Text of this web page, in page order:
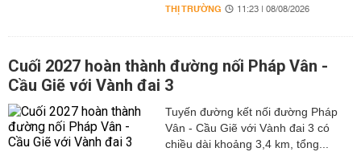
THỊ TRƯỜNG 11:23 | 08/08/2026
Cuối 2027 hoàn thành đường nối Pháp Vân -
Cầu Giẽ với Vành đai 3
Tuyến đường kết nối đường Pháp
Vân - Cầu Giẽ với Vành đai 3 có
chiều dài khoảng 3,4 km, tổng...